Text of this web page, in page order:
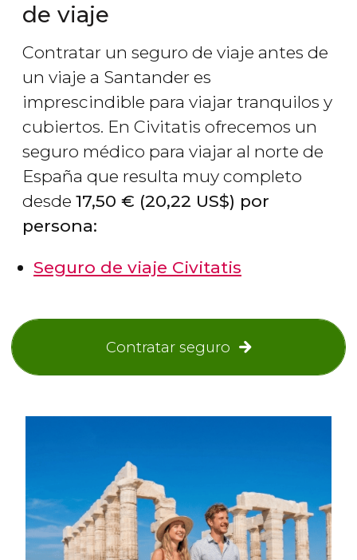
de viaje
Contratar un seguro de viaje antes de
un viaje a Santander es
imprescindible para viajar tranquilos y
cubiertos. En Civitatis ofrecemos un
seguro médico para viajar al norte de
España que resulta muy completo
desde 17,50 € (20,22 US$) por
persona:
Seguro de viaje Civitatis
Contratar seguro